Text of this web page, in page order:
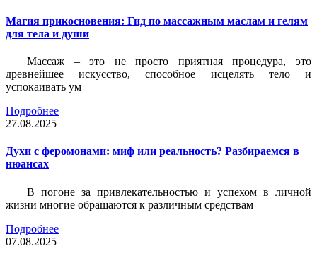
Магия прикосновения: Гид по массажным маслам и гелям
для тела и души
Массаж – это не просто приятная процедура, это
древнейшее искусство, способное исцелять тело и
успокаивать ум
Подробнее
27.08.2025
Духи с феромонами: миф или реальность? Разбираемся в
нюансах
В погоне за привлекательностью и успехом в личной
жизни многие обращаются к различным средствам
Подробнее
07.08.2025